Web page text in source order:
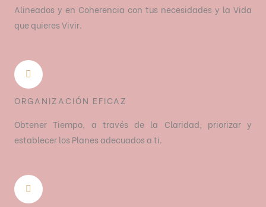
Alineados y en Coherencia con tus necesidades y la Vida
que quieres Vivir.
ORGANIZACIÓN EFICAZ
Obtener Tiempo, a través de la Claridad, priorizar y
establecer los Planes adecuados a ti.